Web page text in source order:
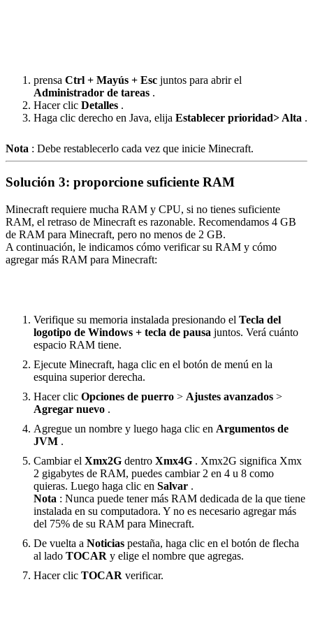
prensa Ctrl + Mayús + Esc juntos para abrir el
Administrador de tareas .
Hacer clic Detalles .
Haga clic derecho en Java, elija Establecer prioridad> Alta .
Nota : Debe restablecerlo cada vez que inicie Minecraft.
Solución 3: proporcione suficiente RAM
Minecraft requiere mucha RAM y CPU, si no tienes suficiente
RAM, el retraso de Minecraft es razonable. Recomendamos 4 GB
de RAM para Minecraft, pero no menos de 2 GB.
A continuación, le indicamos cómo verificar su RAM y cómo
agregar más RAM para Minecraft:
Verifique su memoria instalada presionando el Tecla del
logotipo de Windows + tecla de pausa juntos. Verá cuánto
espacio RAM tiene.
Ejecute Minecraft, haga clic en el botón de menú en la
esquina superior derecha.
Hacer clic Opciones de puerro > Ajustes avanzados >
Agregar nuevo .
Agregue un nombre y luego haga clic en Argumentos de
JVM .
Cambiar el Xmx2G dentro Xmx4G . Xmx2G significa Xmx
2 gigabytes de RAM, puedes cambiar 2 en 4 u 8 como
quieras. Luego haga clic en Salvar .
Nota : Nunca puede tener más RAM dedicada de la que tiene
instalada en su computadora. Y no es necesario agregar más
del 75% de su RAM para Minecraft.
De vuelta a Noticias pestaña, haga clic en el botón de flecha
al lado TOCAR y elige el nombre que agregas.
Hacer clic TOCAR verificar.